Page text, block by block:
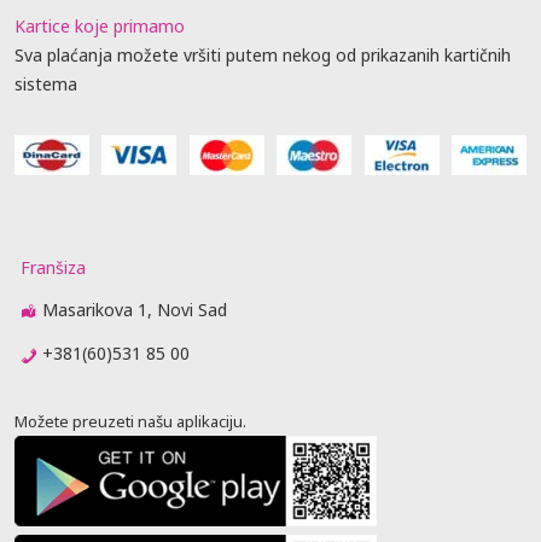
Kartice koje primamo
Sva plaćanja možete vršiti putem nekog od prikazanih kartičnih
sistema
Franšiza
Masarikova 1, Novi Sad
+381(60)531 85 00
Možete preuzeti našu aplikaciju.